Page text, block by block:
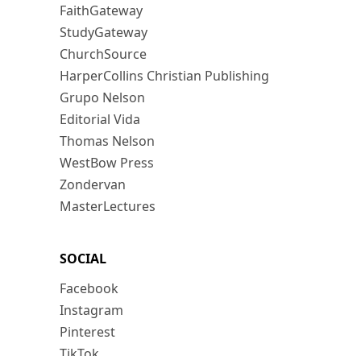
FaithGateway
StudyGateway
ChurchSource
HarperCollins Christian Publishing
Grupo Nelson
Editorial Vida
Thomas Nelson
WestBow Press
Zondervan
MasterLectures
SOCIAL
Facebook
Instagram
Pinterest